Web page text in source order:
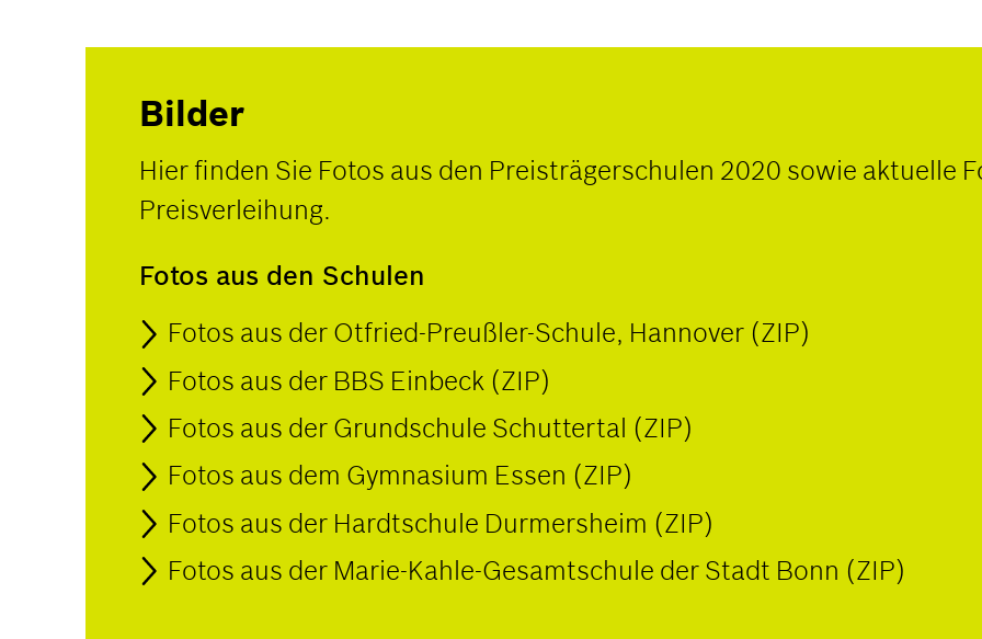
Bilder
Hier finden Sie Fotos aus den Preisträgerschulen 2020 sowie aktuelle
Preisverleihung.
Fotos aus den Schulen
Fotos aus der Otfried-Preußler-Schule, Hannover (ZIP)
Fotos aus der BBS Einbeck (ZIP)
Fotos aus der Grundschule Schuttertal (ZIP)
Fotos aus dem Gymnasium Essen (ZIP)
Fotos aus der Hardtschule Durmersheim (ZIP)
Fotos aus der Marie-Kahle-Gesamtschule der Stadt Bonn (ZIP)